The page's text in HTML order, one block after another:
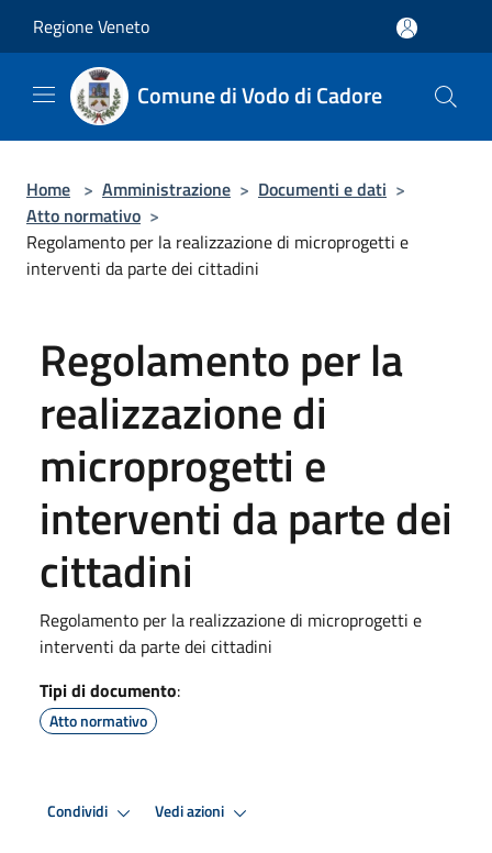
Regione Veneto
Comune di Vodo di Cadore
Home > Amministrazione > Documenti e dati >
Atto normativo >
Regolamento per la realizzazione di microprogetti e
interventi da parte dei cittadini
Regolamento per la
realizzazione di
microprogetti e
interventi da parte dei
cittadini
Regolamento per la realizzazione di microprogetti e
interventi da parte dei cittadini
Tipi di documento:
Atto normativo
Condividi Vedi azioni